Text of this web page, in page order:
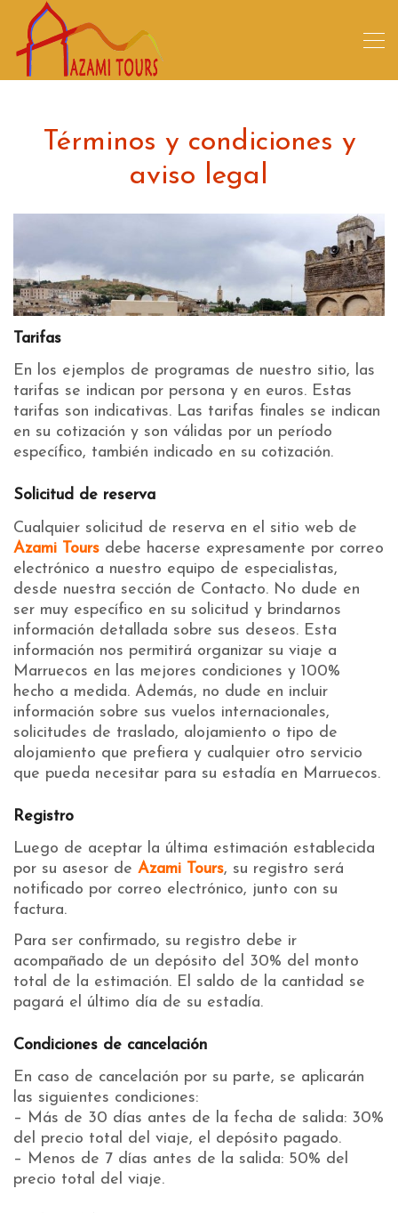
Términos y condiciones y
aviso legal
Tarifas
En los ejemplos de programas de nuestro sitio, las
tarifas se indican por persona y en euros. Estas
tarifas son indicativas. Las tarifas finales se indican
en su cotización y son válidas por un período
específico, también indicado en su cotización.
Solicitud de reserva
Cualquier solicitud de reserva en el sitio web de
Azami Tours debe hacerse expresamente por correo
electrónico a nuestro equipo de especialistas,
desde nuestra sección de Contacto. No dude en
ser muy específico en su solicitud y brindarnos
información detallada sobre sus deseos. Esta
información nos permitirá organizar su viaje a
Marruecos en las mejores condiciones y 100%
hecho a medida. Además, no dude en incluir
información sobre sus vuelos internacionales,
solicitudes de traslado, alojamiento o tipo de
alojamiento que prefiera y cualquier otro servicio
que pueda necesitar para su estadía en Marruecos.
Registro
Luego de aceptar la última estimación establecida
por su asesor de Azami Tours, su registro será
notificado por correo electrónico, junto con su
factura.
Para ser confirmado, su registro debe ir
acompañado de un depósito del 30% del monto
total de la estimación. El saldo de la cantidad se
pagará el último día de su estadía.
Condiciones de cancelación
En caso de cancelación por su parte, se aplicarán
las siguientes condiciones:
– Más de 30 días antes de la fecha de salida: 30%
del precio total del viaje, el depósito pagado.
– Menos de 7 días antes de la salida: 50% del
precio total del viaje.